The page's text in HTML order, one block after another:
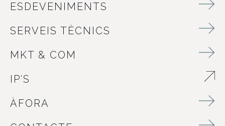
ESDEVENIMENTS
SERVEIS TÈCNICS
MKT & COM
IP’S
ÀFORA